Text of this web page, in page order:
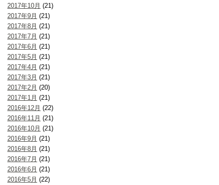
2017年10月 (21)
2017年9月 (21)
2017年8月 (21)
2017年7月 (21)
2017年6月 (21)
2017年5月 (21)
2017年4月 (21)
2017年3月 (21)
2017年2月 (20)
2017年1月 (21)
2016年12月 (22)
2016年11月 (21)
2016年10月 (21)
2016年9月 (21)
2016年8月 (21)
2016年7月 (21)
2016年6月 (21)
2016年5月 (22)